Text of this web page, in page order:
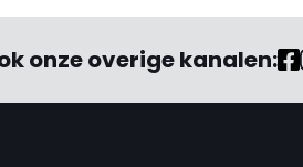
onze overige kanalen: